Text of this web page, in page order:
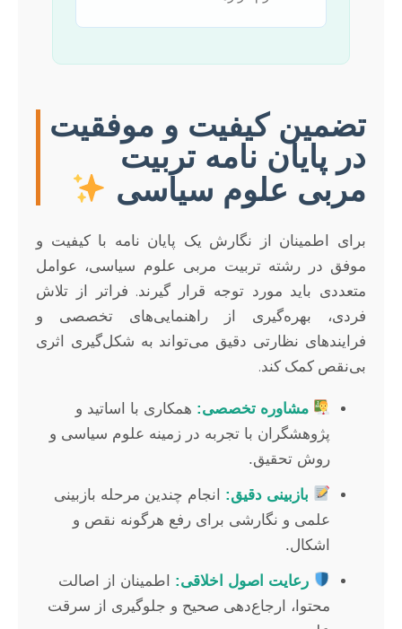
تضمین کیفیت و موفقیت
در پایان نامه تربیت
مربی علوم سیاسی
برای اطمینان از نگارش یک پایان نامه با کیفیت و
موفق در رشته تربیت مربی علوم سیاسی، عوامل
متعددی باید مورد توجه قرار گیرند. فراتر از تلاش
فردی، بهره‌گیری از راهنمایی‌های تخصصی و
فرایندهای نظارتی دقیق می‌تواند به شکل‌گیری اثری
بی‌نقص کمک کند.
مشاوره تخصصی: همکاری با اساتید و
پژوهشگران با تجربه در زمینه علوم سیاسی و
روش تحقیق.
بازبینی دقیق: انجام چندین مرحله بازبینی
علمی و نگارشی برای رفع هرگونه نقص و
اشکال.
رعایت اصول اخلاقی: اطمینان از اصالت
محتوا، ارجاع‌دهی صحیح و جلوگیری از سرقت